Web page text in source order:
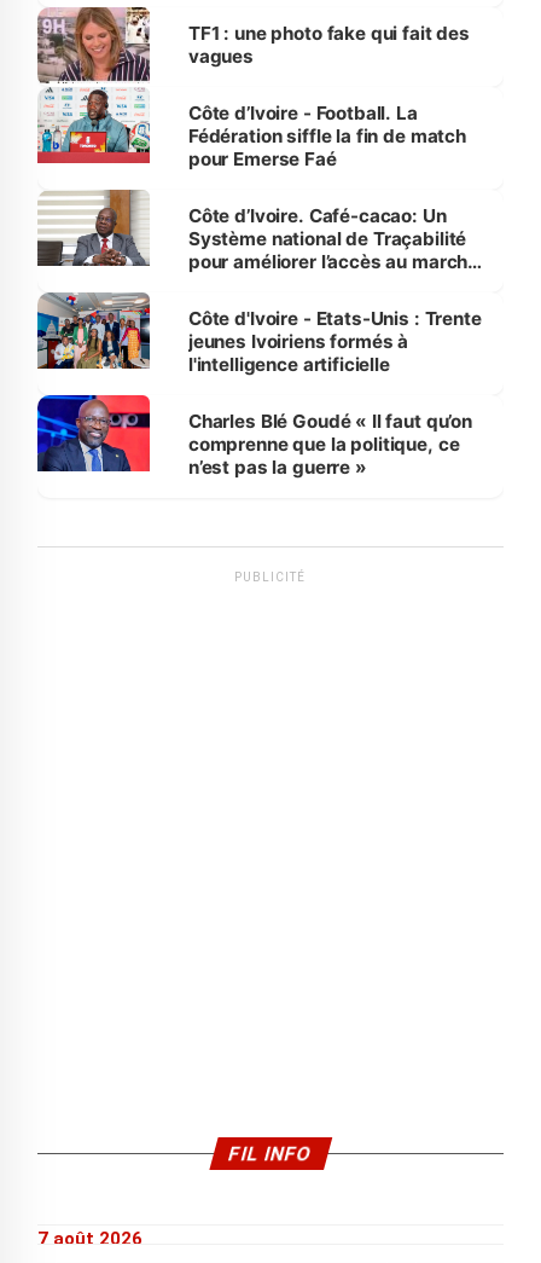
sur la scène internationale »
TF1 : une photo fake qui fait des
vagues
Côte d’Ivoire - Football. La
Fédération siffle la fin de match
pour Emerse Faé
Côte d’Ivoire. Café-cacao: Un
Système national de Traçabilité
pour améliorer l’accès au marché
Côte d'Ivoire - Etats-Unis : Trente
jeunes Ivoiriens formés à
l'intelligence artificielle
Charles Blé Goudé « Il faut qu’on
comprenne que la politique, ce
n’est pas la guerre »
PUBLICITÉ
FIL INFO
7 août 2026